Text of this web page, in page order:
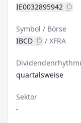
IE0032895942
Symbol / Börse
IBCD
/ XFRA
quartalsweise
Sektor
-